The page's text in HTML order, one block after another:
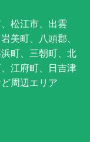
松江市、出雲
美町、八頭郡、
町、三朝町、北
江府町、日吉津
周辺エリア